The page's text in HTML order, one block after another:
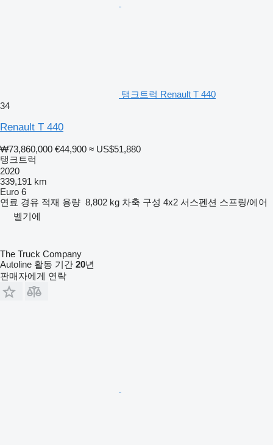
탱크트럭 Renault T 440
34
Renault T 440
₩73,860,000 €44,900 ≈ US$51,880
탱크트럭
2020
339,191 km
Euro 6
연료 경유 적재 용량 8,802 kg 차축 구성 4x2 서스펜션 스프링/에어
벨기에
The Truck Company
Autoline 활동 기간 20년
판매자에게 연락